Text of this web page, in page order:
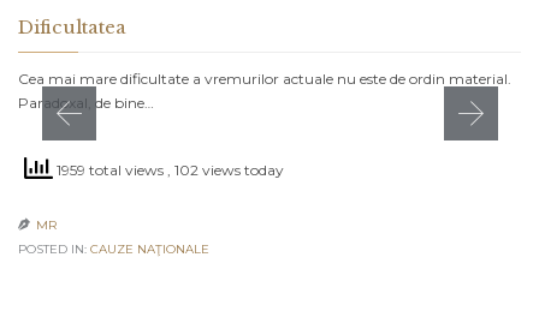
Dificultatea
Cea mai mare dificultate a vremurilor actuale nu este de ordin material.
Paradoxal, de bine…
1959 total views , 102 views today
 MR
POSTED IN: CAUZE NAŢIONALE